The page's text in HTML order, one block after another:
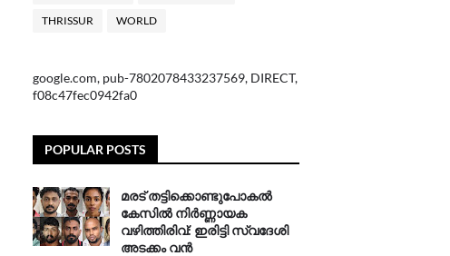
THRISSUR WORLD
google.com, pub-7802078433237569, DIRECT,
f08c47fec0942fa0
POPULAR POSTS
മരട് തട്ടിക്കൊണ്ടുപോകൽ
കേസിൽ നിർണ്ണായക
വഴിത്തിരിവ്: ഇരിട്ടി സ്വദേശി
അടക്കം വൻ